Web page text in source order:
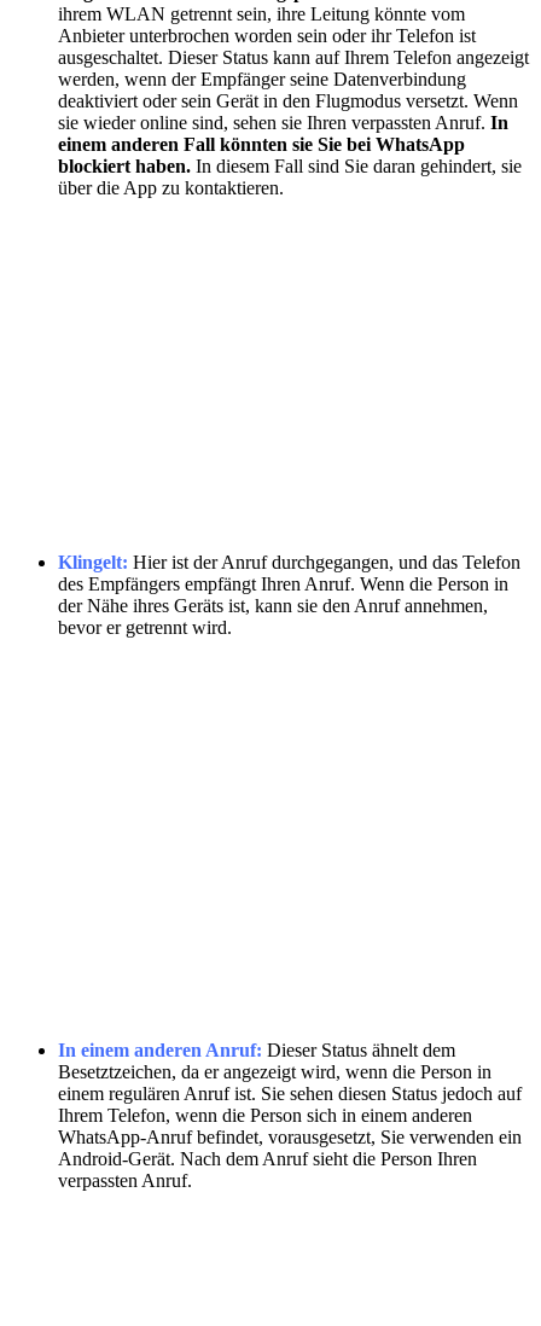
ihrem WLAN getrennt sein, ihre Leitung könnte vom
Anbieter unterbrochen worden sein oder ihr Telefon ist
ausgeschaltet. Dieser Status kann auf Ihrem Telefon angezeigt
werden, wenn der Empfänger seine Datenverbindung
deaktiviert oder sein Gerät in den Flugmodus versetzt. Wenn
sie wieder online sind, sehen sie Ihren verpassten Anruf. In
einem anderen Fall könnten sie Sie bei WhatsApp
blockiert haben. In diesem Fall sind Sie daran gehindert, sie
über die App zu kontaktieren.
Klingelt: Hier ist der Anruf durchgegangen, und das Telefon
des Empfängers empfängt Ihren Anruf. Wenn die Person in
der Nähe ihres Geräts ist, kann sie den Anruf annehmen,
bevor er getrennt wird.
In einem anderen Anruf: Dieser Status ähnelt dem
Besetztzeichen, da er angezeigt wird, wenn die Person in
einem regulären Anruf ist. Sie sehen diesen Status jedoch auf
Ihrem Telefon, wenn die Person sich in einem anderen
WhatsApp-Anruf befindet, vorausgesetzt, Sie verwenden ein
Android-Gerät. Nach dem Anruf sieht die Person Ihren
verpassten Anruf.